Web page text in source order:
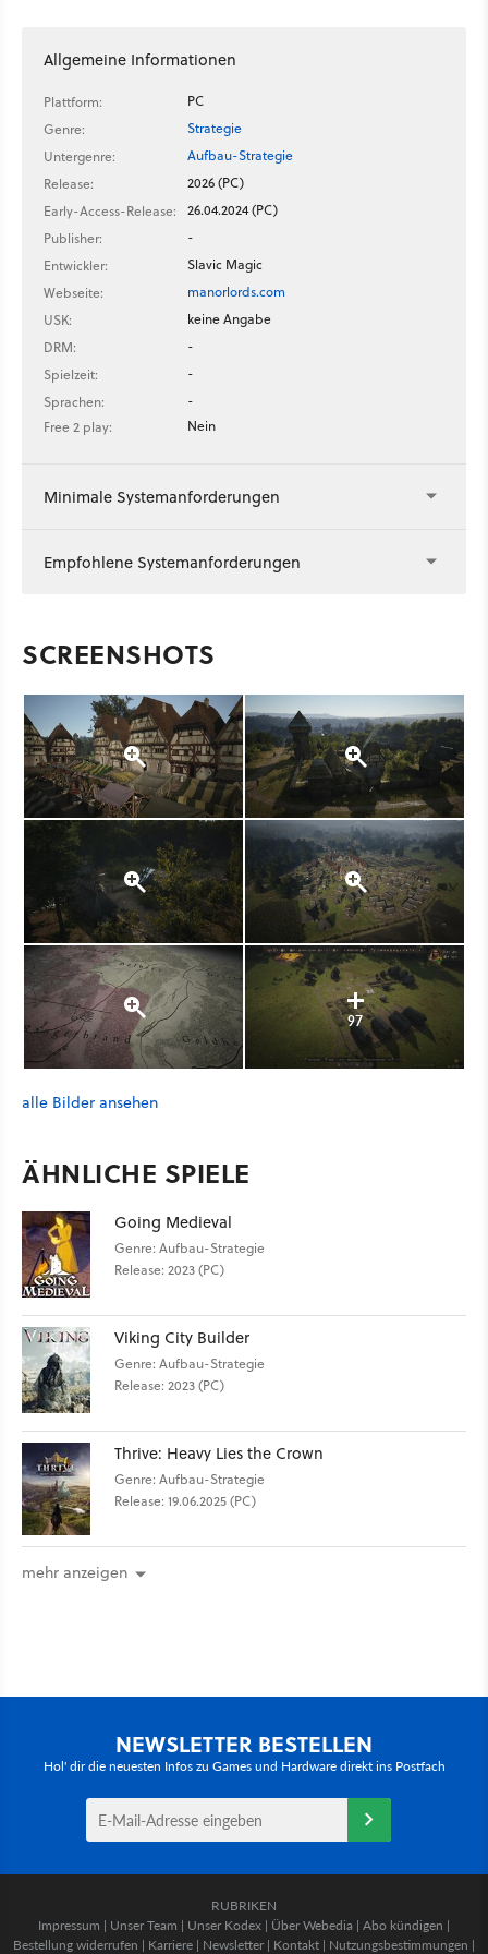
Manor Lords wird noch eine Weile im Early Access bleiben
müssen, bevor es sein Potenzial vollständig ausschöpfen
Allgemeine Informationen
Plattform:
PC
Genre:
Strategie
Untergenre:
Aufbau-Strategie
Release:
2026 (PC)
Early-Access-Release:
26.04.2024 (PC)
Publisher:
-
Entwickler:
Slavic Magic
Webseite:
manorlords.com
USK:
keine Angabe
DRM:
-
Spielzeit:
-
Sprachen:
-
Free 2 play:
Nein
Minimale Systemanforderungen
Empfohlene Systemanforderungen
SCREENSHOTS
97
alle Bilder ansehen
ÄHNLICHE SPIELE
Going Medieval
Genre: Aufbau-Strategie
Release: 2023 (PC)
Viking City Builder
Genre: Aufbau-Strategie
Release: 2023 (PC)
Thrive: Heavy Lies the Crown
Genre: Aufbau-Strategie
Release: 19.06.2025 (PC)
mehr anzeigen
NEWSLETTER BESTELLEN
Hol' dir die neuesten Infos zu Games und Hardware direkt ins Postfach
RUBRIKEN
Impressum | Unser Team | Unser Kodex | Über Webedia | Abo kündigen |
Bestellung widerrufen | Karriere | Newsletter | Kontakt | Nutzungsbestimmungen |